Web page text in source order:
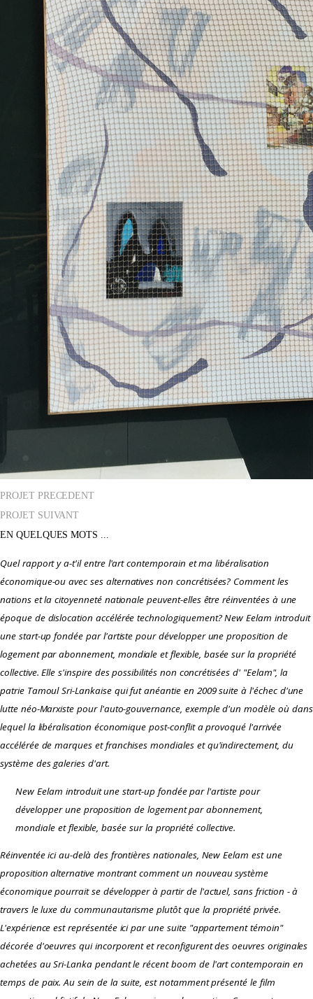
PROJET PRECEDENT
PROJET SUIVANT
EN QUELQUES MOTS ...
Quel rapport y a-t'il entre l'art contemporain et ma libéralisation
économique-ou avec ses alternatives non concrétisées? Comment les
nations et la citoyenneté nationale peuvent-elles être réinventées à une
époque de dislocation accélérée technologiquement?New Eelam introduit
une start-up fondée par l'artiste pour développer une proposition de
logement par abonnement, mondiale et flexible, basée sur la propriété
collective. Elle s'inspire des possibilités non concrétisées d' "Eelam", la
patrie Tamoul Sri-Lankaise qui fut anéantie en 2009 suite à l'échec d'une
lutte néo-Marxiste pour l'auto-gouvernance, exemple d'un modèle où dans
lequel la libéralisation économique post-conflit a provoqué l'arrivée
accélérée de marques et franchises mondiales et qu'indirectement, du
système des galeries d'art.
New Eelam introduit une start-up fondée par l'artiste pour
développer une proposition de logement par abonnement,
mondiale et flexible, basée sur la propriété collective.
Réinventée ici au-delà des frontières nationales, New Eelam est une
proposition alternative montrant comment un nouveau système
économique pourrait se développer à partir de l'actuel, sans friction - à
travers le luxe du communautarisme plutôt que la propriété privée.
L'expérience est représentée ici par une suite "appartement témoin"
décorée d'oeuvres qui incorporent et reconfigurent des oeuvres originales
achetées au Sri-Lanka pendant le récent boom de l'art contemporain en
temps de paix. Au sein de la suite, est notamment présenté le film